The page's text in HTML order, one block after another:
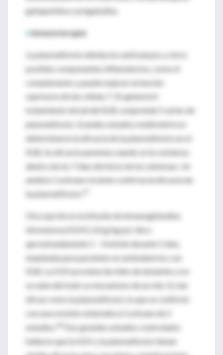
gabapentina o pregabalina.
♦Inmunoterapia
La plasmaféresis elimina los anticuerpos y otros
posibles componentes inflamatorios, como el
complemento y puede mejorar la función
supresora de las células T. En general el
tratamiento inicial del SGB comprende 5 series de
plasmaféresis. Grandes estudios multicéntricos
determinaron la eficacia de la plasmaféresis en el
SGB. Su eficacia aumenta cuando se la comienza
dentro de los 7 días del inicio de los síntomas. Un
análisis Cochrane reciente confirma la eficacia de
la plasmaféresis.
Otra opción es la infusión de inmunoglobulina
intravenosa (IGIV), 0,4 g/kg por día a
aproximadamente 1 - 3 ml/min durante 5 días,
empleada para pacientes no ambulatorios con
SGB. La IGIV proviene de miles de donantes y no
se sabe del todo su mecanismo de acción. Es tan
eficaz como la plasmaféresis, lo que se confirmó
con una revisión sistemática Cochrane de 5
estudios.
Dos grandes estudios controlados
hallaron que la IGIV y la plasmaféresis tienen